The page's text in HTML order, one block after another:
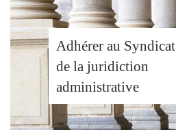
Adhérer au Syndicat
de la juridiction
administrative